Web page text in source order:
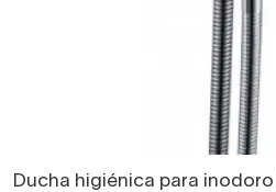
Ducha higiénica para inodoro